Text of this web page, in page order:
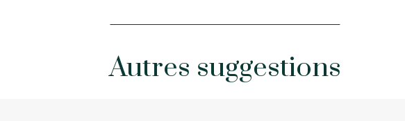
Autres suggestions